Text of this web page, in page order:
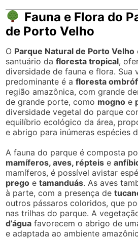
Fauna e Flora do
de Porto Velho
O Parque Natural de Porto Velho
santuário dafloresta tropical,
diversidade de fauna e flora. Sua
predominante é afloresta
região amazônica, com grande
de grande porte, como mogno e
diversidade vegetal do parque
equilíbrio ecológico da área,
e abrigo para inúmeras espécies
A fauna do parque é composta
mamíferos, aves, répteis e
mamíferos, é possível avistar
prego etamanduás. As aves
à parte, com a presença de
outros pássaros coloridos, que
nas trilhas do parque. A
d’água favorecem o abrigo de
e adaptada ao ambiente